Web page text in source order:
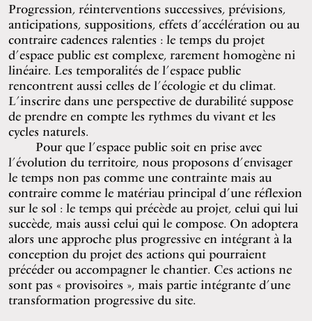
Progression, réinterventions successives, prévisions,
anticipations, suppositions, effets d’accélération ou au
contraire cadences ralenties : le temps du projet
d’espace public est complexe, rarement homogène ni
linéaire. Les temporalités de l’espace public
rencontrent aussi celles de l’écologie et du climat.
L’inscrire dans une perspective de durabilité suppose
de prendre en compte les rythmes du vivant et les
cycles naturels.
Pour que l’espace public soit en prise avec
l’évolution du territoire, nous proposons d’envisager
le temps non pas comme une contrainte mais au
contraire comme le matériau principal d’une réflexion
sur le sol : le temps qui précède au projet, celui qui lui
succède, mais aussi celui qui le compose. On adoptera
alors une approche plus progressive en intégrant à la
conception du projet des actions qui pourraient
précéder ou accompagner le chantier. Ces actions ne
sont pas « provisoires », mais partie intégrante d’une
transformation progressive du site.